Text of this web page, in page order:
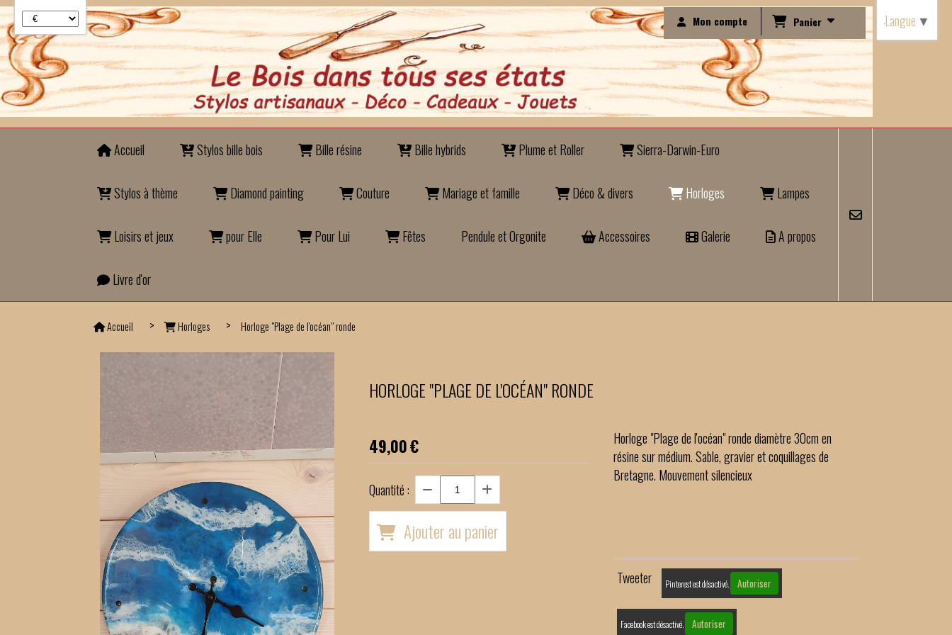
Mon compte Panier
Accueil Stylos bille bois Bille résine Bille hybrids Plume et Roller Sierra-Darwin-Euro
Stylos à thème Diamond painting Couture Mariage et famille Déco & divers Horloges Lampes
Loisirs et jeux pour Elle Pour Lui Fêtes Pendule et Orgonite Accessoires Galerie A propos
Livre d'or
Accueil Horloges Horloge "Plage de l'océan" ronde
HORLOGE "PLAGE DE L'OCÉAN" RONDE
49,00€
Quantité :
Ajouter au panier
Horloge "Plage de l'océan" ronde diamètre 30cm en
résine sur médium. Sable, gravier et coquillages de
Bretagne. Mouvement silencieux
Tweeter Pinterest est désactivé. Autoriser
Facebook est désactivé. Autoriser
Langue ▼
Panneau de gestion des cookies